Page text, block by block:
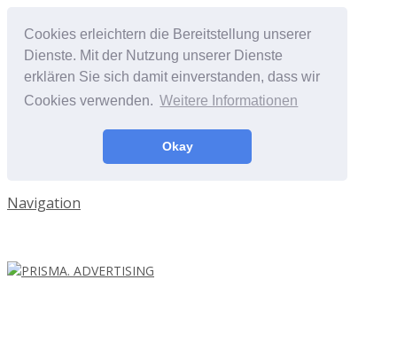
Cookies erleichtern die Bereitstellung unserer
Dienste. Mit der Nutzung unserer Dienste
erklären Sie sich damit einverstanden, dass wir
Cookies verwenden. Weitere Informationen
Okay
Navigation